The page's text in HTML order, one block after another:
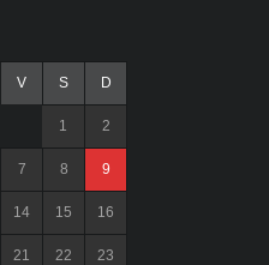
V S D
1 2
7 8 9
14 15 16
21 22 23